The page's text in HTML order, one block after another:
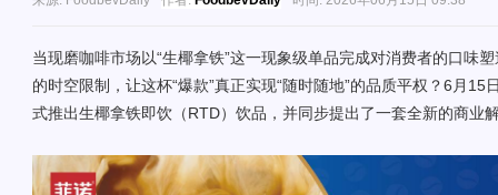
当现磨咖啡市场以“生椰拿铁”这一现象级单品完成对消费者的口味
的时空限制，让这杯“爆款”真正实现“随时随地”的品质平权？6月15
式推出生椰拿铁即饮（RTD）饮品，并同步提出了一套全新的商业